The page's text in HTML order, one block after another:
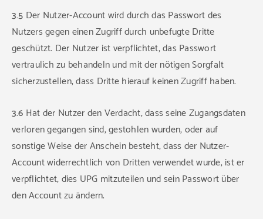
3.5 Der Nutzer-Account wird durch das Passwort des
Nutzers gegen einen Zugriff durch unbefugte Dritte
geschützt. Der Nutzer ist verpflichtet, das Passwort
vertraulich zu behandeln und mit der nötigen Sorgfalt
sicherzustellen, dass Dritte hierauf keinen Zugriff haben.
3.6 Hat der Nutzer den Verdacht, dass seine Zugangsdaten
verloren gegangen sind, gestohlen wurden, oder auf
sonstige Weise der Anschein besteht, dass der Nutzer-
Account widerrechtlich von Dritten verwendet wurde, ist er
verpflichtet, dies UPG mitzuteilen und sein Passwort über
den Account zu ändern.